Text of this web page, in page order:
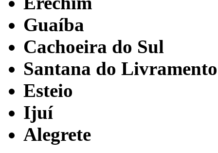
Guaíba
Cachoeira do Sul
Santana do Livramento
Esteio
Ijuí
Alegrete